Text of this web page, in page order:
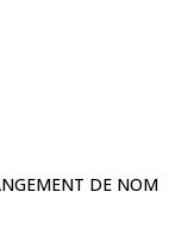
DE NOM